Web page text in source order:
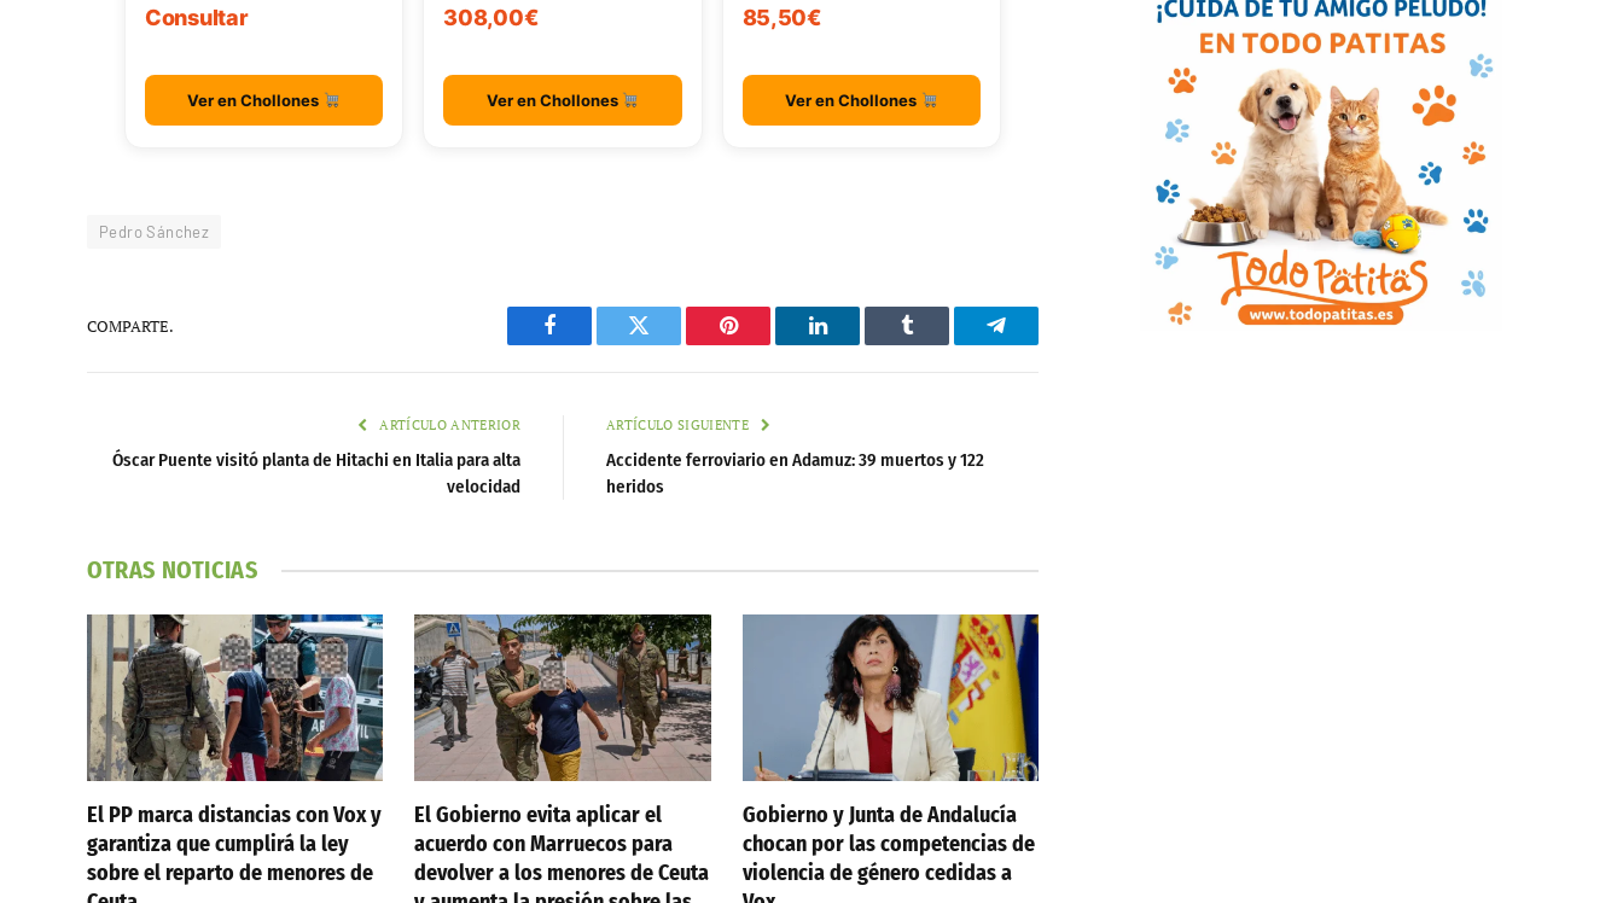
Consultar
Ver en Chollones
308,00€
Ver en Chollones
85,50€
Ver en Chollones
Pedro Sánchez
COMPARTE.
Facebook Twitter Pinterest LinkedIn Tumblr Telegram
ARTÍCULO ANTERIOR
Óscar Puente visitó planta de Hitachi en Italia para alta
velocidad
ARTÍCULO SIGUIENTE
Accidente ferroviario en Adamuz: 39 muertos y 122
heridos
OTRAS NOTICIAS
El PP marca distancias con Vox y
garantiza que cumplirá la ley
sobre el reparto de menores de
El Gobierno evita aplicar el
acuerdo con Marruecos para
devolver a los menores de Ceuta
Gobierno y Junta de Andalucía
chocan por las competencias de
violencia de género cedidas a